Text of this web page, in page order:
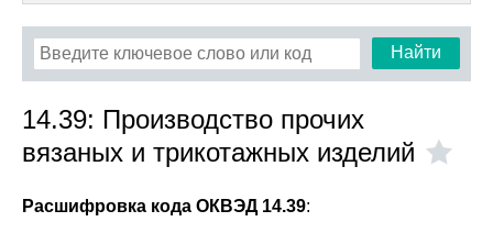
Найти
14.39: Производство прочих
вязаных и трикотажных изделий
Расшифровка кода ОКВЭД 14.39: